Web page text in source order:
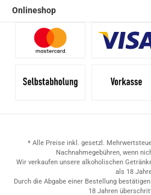
Onlineshop
* Alle Preise inkl. gesetzl.
Nachnahmegebühren, wenn
Wir verkaufen unsere alkoholischen
als 18
Durch die Abgabe einer Bestellung
18 Jahren